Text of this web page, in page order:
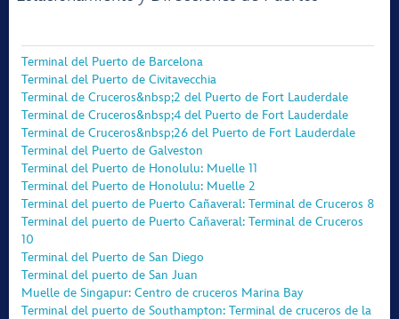
Terminal del Puerto de Barcelona
Terminal del Puerto de Civitavecchia
Terminal de Cruceros&nbsp;2 del Puerto de Fort Lauderdale
Terminal de Cruceros&nbsp;4 del Puerto de Fort Lauderdale
Terminal de Cruceros&nbsp;26 del Puerto de Fort Lauderdale
Terminal del Puerto de Galveston
Terminal del Puerto de Honolulu: Muelle 11
Terminal del Puerto de Honolulu: Muelle 2
Terminal del puerto de Puerto Cañaveral: Terminal de Cruceros 8
Terminal del puerto de Puerto Cañaveral: Terminal de Cruceros
10
Terminal del Puerto de San Diego
Terminal del puerto de San Juan
Muelle de Singapur: Centro de cruceros Marina Bay
Terminal del puerto de Southampton: Terminal de cruceros de la